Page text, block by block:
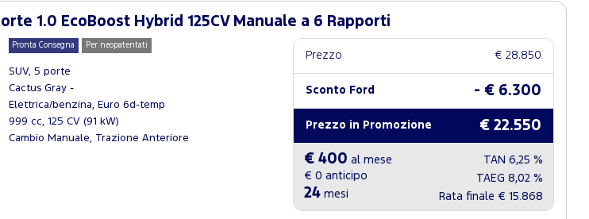
1.0 EcoBoost Hybrid 125CV Manuale a 6 Rapporti
Pronta Consegna Per neopatentati
SUV, 5 porte
Cactus Gray -
Elettrica/benzina, Euro 6d-temp
999 cc, 125 CV (91 kW)
Cambio Manuale, Trazione Anteriore
Prezzo € 28.850
Sconto Ford - € 6.300
Prezzo in Promozione € 22.550
€ 400 al mese
€ 0 anticipo
24 mesi
TAN 6,25 %
TAEG 8,02 %
Rata finale € 15.868